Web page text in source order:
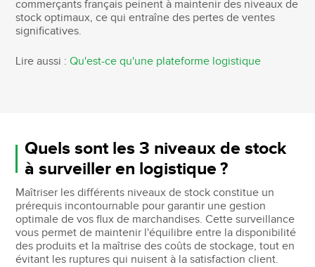
commerçants français peinent à maintenir des niveaux de
stock optimaux, ce qui entraîne des pertes de ventes
significatives.
Lire aussi :Qu'est-ce qu'une plateforme logistique
Quels sont les 3 niveaux de stock
à surveiller en logistique ?
Maîtriser les différents niveaux de stock constitue un
prérequis incontournable pour garantir une gestion
optimale de vos flux de marchandises. Cette surveillance
vous permet de maintenir l'équilibre entre la disponibilité
des produits et la maîtrise des coûts de stockage, tout en
évitant les ruptures qui nuisent à la satisfaction client.